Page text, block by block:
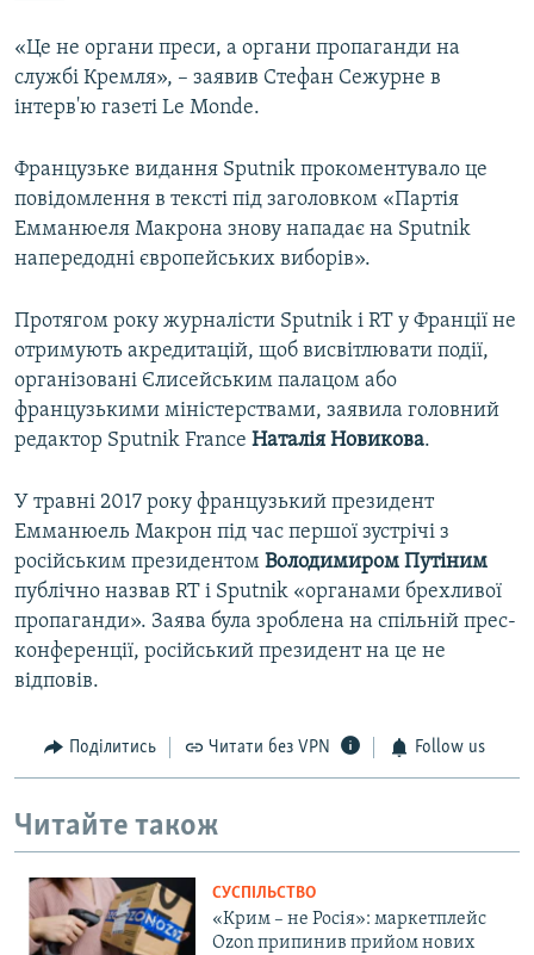
«Це не органи преси, а органи пропаганди на
службі Кремля», – заявив Стефан Сежурне в
інтерв'ю газеті Le Monde.
Французьке видання Sputnik прокоментувало це
повідомлення в тексті під заголовком «Партія
Емманюеля Макрона знову нападає на Sputnik
напередодні європейських виборів».
Протягом року журналісти Sputnik і RT у Франції не
отримують акредитацій, щоб висвітлювати події,
організовані Єлисейським палацом або
французькими міністерствами, заявила головний
редактор Sputnik France Наталія Новикова.
У травні 2017 року французький президент
Емманюель Макрон під час першої зустрічі з
російським президентом Володимиром Путіним
публічно назвав RT і Sputnik «органами брехливої
пропаганди». Заява була зроблена на спільній прес-
конференції, російський президент на це не
відповів.
Поділитись Читати без VPN Follow us
Читайте також
СУСПІЛЬСТВО
«Крим – не Росія»: маркетплейс
Ozon припинив прийом нових